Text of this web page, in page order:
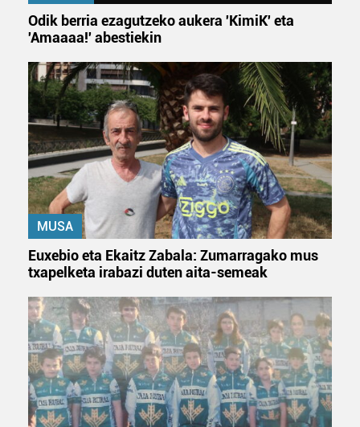
Odik berria ezagutzeko aukera 'KimiK' eta
'Amaaaa!' abestiekin
MUSA
Euxebio eta Ekaitz Zabala: Zumarragako mus
txapelketa irabazi duten aita-semeak